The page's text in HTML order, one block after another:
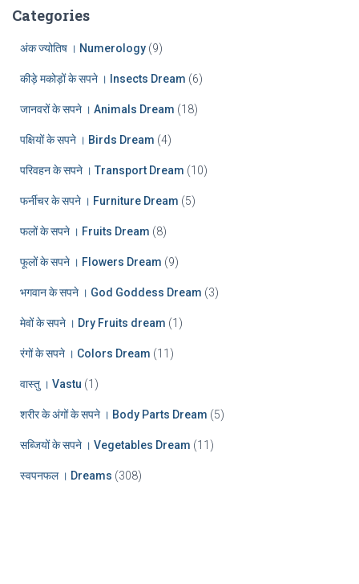
h
Categories
अंक ज्योतिष । Numerology (9)
कीड़े मकोड़ों के सपने । Insects Dream (6)
जानवरों के सपने । Animals Dream (18)
पक्षियों के सपने । Birds Dream (4)
परिवहन के सपने । Transport Dream (10)
फर्नीचर के सपने । Furniture Dream (5)
फलों के सपने । Fruits Dream (8)
फूलों के सपने । Flowers Dream (9)
भगवान के सपने । God Goddess Dream (3)
मेवों के सपने । Dry Fruits dream (1)
रंगों के सपने । Colors Dream (11)
वास्तु । Vastu (1)
शरीर के अंगों के सपने । Body Parts Dream (5)
सब्जियों के सपने । Vegetables Dream (11)
स्वपनफल । Dreams (308)